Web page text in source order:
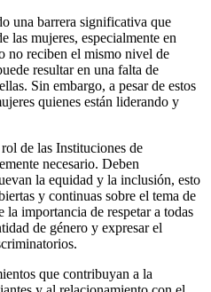
una barrera significativa que
las mujeres, especialmente en
no reciben el mismo nivel de
resultar en una falta de
Sin embargo, a pesar de estos
quienes están liderando y
de las Instituciones de
necesario. Deben
la equidad y la inclusión, esto
y continuas sobre el tema de
la importancia de respetar a todas
de género y expresar el
que contribuyan a la